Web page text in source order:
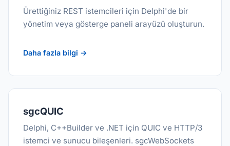
Ürettiğiniz REST istemcileri için Delphi'de bir
yönetim veya gösterge paneli arayüzü oluşturun.
Daha fazla bilgi →
sgcQUIC
Delphi, C++Builder ve .NET için QUIC ve HTTP/3
istemci ve sunucu bileşenleri. sgcWebSockets